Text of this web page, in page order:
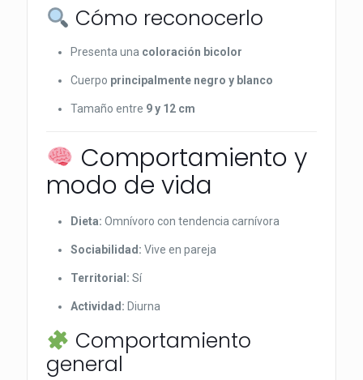
Cómo reconocerlo
Presenta una coloración bicolor
Cuerpo principalmente negro y blanco
Tamaño entre 9 y 12 cm
Comportamiento y
modo de vida
Dieta: Omnívoro con tendencia carnívora
Sociabilidad: Vive en pareja
Territorial: Sí
Actividad: Diurna
Comportamiento
general